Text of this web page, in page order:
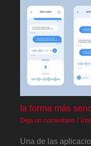
la forma más
Deja un comentario /
Una de las